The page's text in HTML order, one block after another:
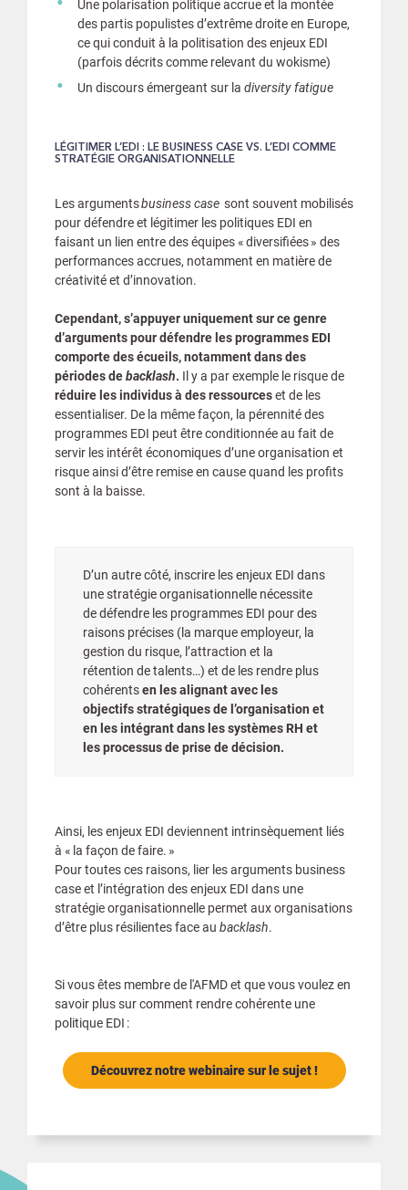
Une polarisation politique accrue et la montée
des partis populistes d’extrême droite en Europe,
ce qui conduit à la politisation des enjeux EDI
(parfois décrits comme relevant du wokisme)
Un discours émergeant sur ladiversity fatigue
LÉGITIMER L’EDI : LE BUSINESS CASE VS. L’EDI COMME
STRATÉGIE ORGANISATIONNELLE
Les argumentsbusiness case sont souvent mobilisés
pour défendre et légitimer les politiques EDI en
faisant un lien entre des équipes « diversifiées » des
performances accrues, notamment en matière de
créativité et d’innovation.
Cependant, s’appuyer uniquement sur ce genre
d’arguments pour défendre les programmes EDI
comporte des écueils, notamment dans des
périodes debacklash. Il y a par exemple le risque de
réduire les individus à des ressourceset de les
essentialiser. De la même façon, la pérennité des
programmes EDI peut être conditionnée au fait de
servir les intérêt économiques d’une organisation et
risque ainsi d’être remise en cause quand les profits
sont à la baisse.
D’un autre côté, inscrire les enjeux EDI dans
une stratégie organisationnelle nécessite
de défendre les programmes EDI pour des
raisons précises (la marque employeur, la
gestion du risque, l’attraction et la
rétention de talents…) et de les rendre plus
cohérentsen les alignant avec les
objectifs stratégiques de l’organisation et
en les intégrant dans les systèmes RH et
les processus de prise de décision.
Ainsi, les enjeux EDI deviennent intrinsèquement liés
à « la façon de faire. »
Pour toutes ces raisons, lier les arguments business
case et l’intégration des enjeux EDI dans une
stratégie organisationnelle permet aux organisations
d’être plus résilientes face au backlash.
Si vous êtes membre de l'AFMD et que vous voulez en
savoir plus sur comment rendre cohérente une
politique EDI :
Découvrez notre webinaire sur le sujet !